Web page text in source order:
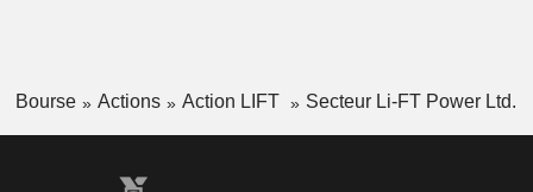
Bourse Actions Action LIFT Secteur Li-FT Power Ltd.